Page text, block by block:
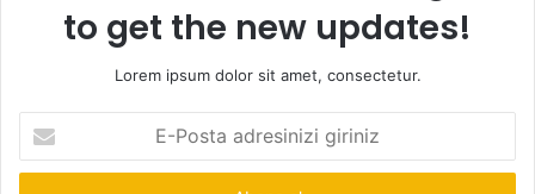
to get the new updates!
Lorem ipsum dolor sit amet, consectetur.
Posta
adresinizi